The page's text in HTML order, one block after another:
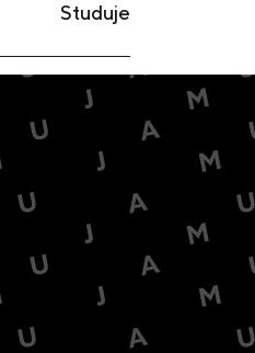
Studuje